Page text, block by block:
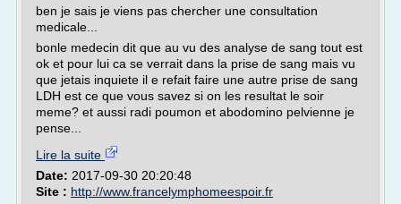
ben je sais je viens pas chercher une consultation
medicale...
bonle medecin dit que au vu des analyse de sang tout est
ok et pour lui ca se verrait dans la prise de sang mais vu
que jetais inquiete il e refait faire une autre prise de sang
LDH est ce que vous savez si on les resultat le soir
meme? et aussi radi poumon et abodomino pelvienne je
pense...
Lire la suite
Date: 2017-09-30 20:20:48
Site : http://www.francelymphomeespoir.fr